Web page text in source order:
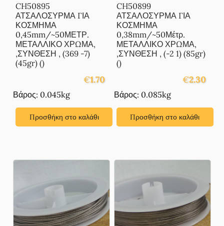
CH50895
ΑΤΣΑΛΟΣΥΡΜΑ ΓΙΑ
ΚΟΣΜΗΜΑ
0,45mm/~50ΜΕΤΡ.
ΜΕΤΑΛΛΙΚΟ ΧΡΩΜΑ,
,ΣΥΝΘΕΣΗ , (369 -7)
(45gr) ()
€1.70
Βάρος: 0.045kg
Προσθήκη στο καλάθι
CH50899
ΑΤΣΑΛΟΣΥΡΜΑ ΓΙΑ
ΚΟΣΜΗΜΑ
0,38mm/~50Μέτρ.
ΜΕΤΑΛΛΙΚΟ ΧΡΩΜΑ,
,ΣΥΝΘΕΣΗ , (-2 1) (85gr)
()
€2.30
Βάρος: 0.085kg
Προσθήκη στο καλάθι